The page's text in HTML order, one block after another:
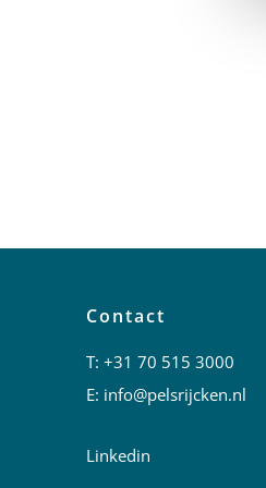
Contact
T:+31 70 515 3000
E: info@pelsrijcken.nl
Linkedin